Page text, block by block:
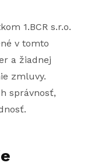
1.BCR s.r.o.
v tomto
a žiadnej
zmluvy.
správnosť,